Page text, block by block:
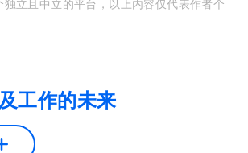
立且中立的平台，以上内容仅代表作者个
工作的未来